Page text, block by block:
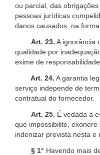
ou parcial, das
pessoas jurídicas
danos causados, na
Art. 23. A ignorância
qualidade por
exime de responsabilidade.
Art. 24. A garantia
serviço independe de
contratual do fornecedor.
Art. 25. É vedada a
que impossibilite,
indenizar prevista nesta e
§ 1° Havendo mais